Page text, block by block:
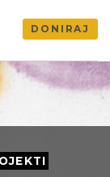
DONIRAJ